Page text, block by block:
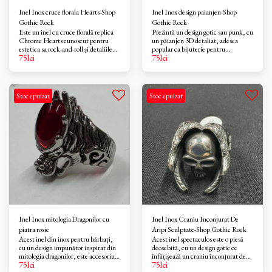
Inel Inox cruce florala Hearts-Shop
Gothic Rock
Este un inel cu cruce florală replica
Chrome Hearts cunoscut pentru
estetica sa rock-and-roll și detaliile
complicate.Inelul prezintă o cruce
înconjurată de motive ornamentale
similare pe bandă. Estetica este
puternic influențată de stilul gotic și
biker.Este un accesoriu popular în
moda punk, gotică și streetwear,
apreciat pentru aspectul său
îndrăzneț și unisex.
75lei
Inel Inox design paianjen-Shop
Gothic Rock
Prezintă un design gotic sau punk, cu
un păianjen 3D detaliat, adesea
popular ca bijuterie pentru
motocicliști sau pentru petreceri
75lei
Stoc epuizat
Inel Inox mitologia Dragonilor cu
piatra rosie
Acest inel din inox pentru bărbați,
cu un design impunător inspirat din
mitologia dragonilor, este accesoriul
perfect pentru cei care apreciază
75lei
Stoc epuizat
Inel Inox Craniu Inconjurat De
Aripi Sculptate-Shop Gothic Rock
Acest inel spectaculos este o piesă
deosebită, cu un design gotic ce
înfățișează un craniu înconjurat de
aripi sculptate detaliat. Elementele
75lei